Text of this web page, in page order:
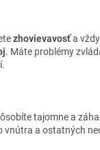
zhovievavosťa
. Máte problémy
tajomne a
vnútra a ostatných